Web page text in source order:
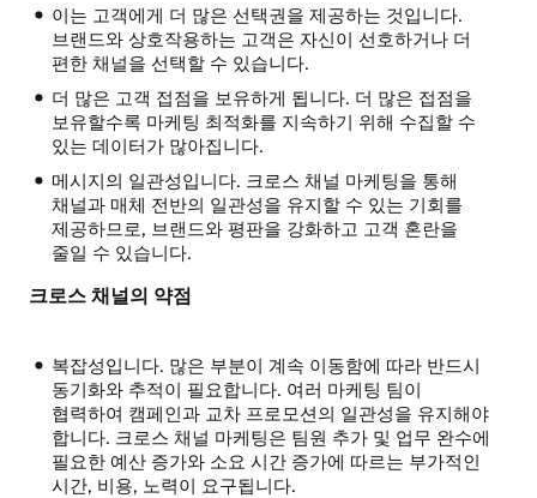
이는 고객에게 더 많은 선택권을 제공하는 것입니다.
브랜드와 상호작용하는 고객은 자신이 선호하거나 더
편한 채널을 선택할 수 있습니다.
더 많은 고객 접점을 보유하게 됩니다. 더 많은 접점을
보유할수록 마케팅 최적화를 지속하기 위해 수집할 수
있는 데이터가 많아집니다.
메시지의 일관성입니다. 크로스 채널 마케팅을 통해
채널과 매체 전반의 일관성을 유지할 수 있는 기회를
제공하므로, 브랜드와 평판을 강화하고 고객 혼란을
줄일 수 있습니다.
크로스 채널의 약점
복잡성입니다. 많은 부분이 계속 이동함에 따라 반드시
동기화와 추적이 필요합니다. 여러 마케팅 팀이
협력하여 캠페인과 교차 프로모션의 일관성을 유지해야
합니다. 크로스 채널 마케팅은 팀원 추가 및 업무 완수에
필요한 예산 증가와 소요 시간 증가에 따르는 부가적인
시간, 비용, 노력이 요구됩니다.